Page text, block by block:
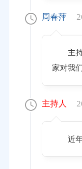
周春萍
主
家对我
主持人
近